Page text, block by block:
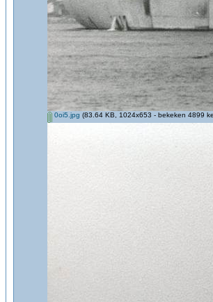
0oi5.jpg (83.64 KB, 1024x653 - bekeken 4899